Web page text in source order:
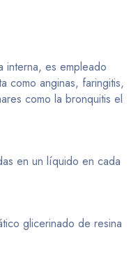
interna, es empleado
como anginas, faringitis,
como la bronquitis el
en un líquido en cada
glicerinado de resina